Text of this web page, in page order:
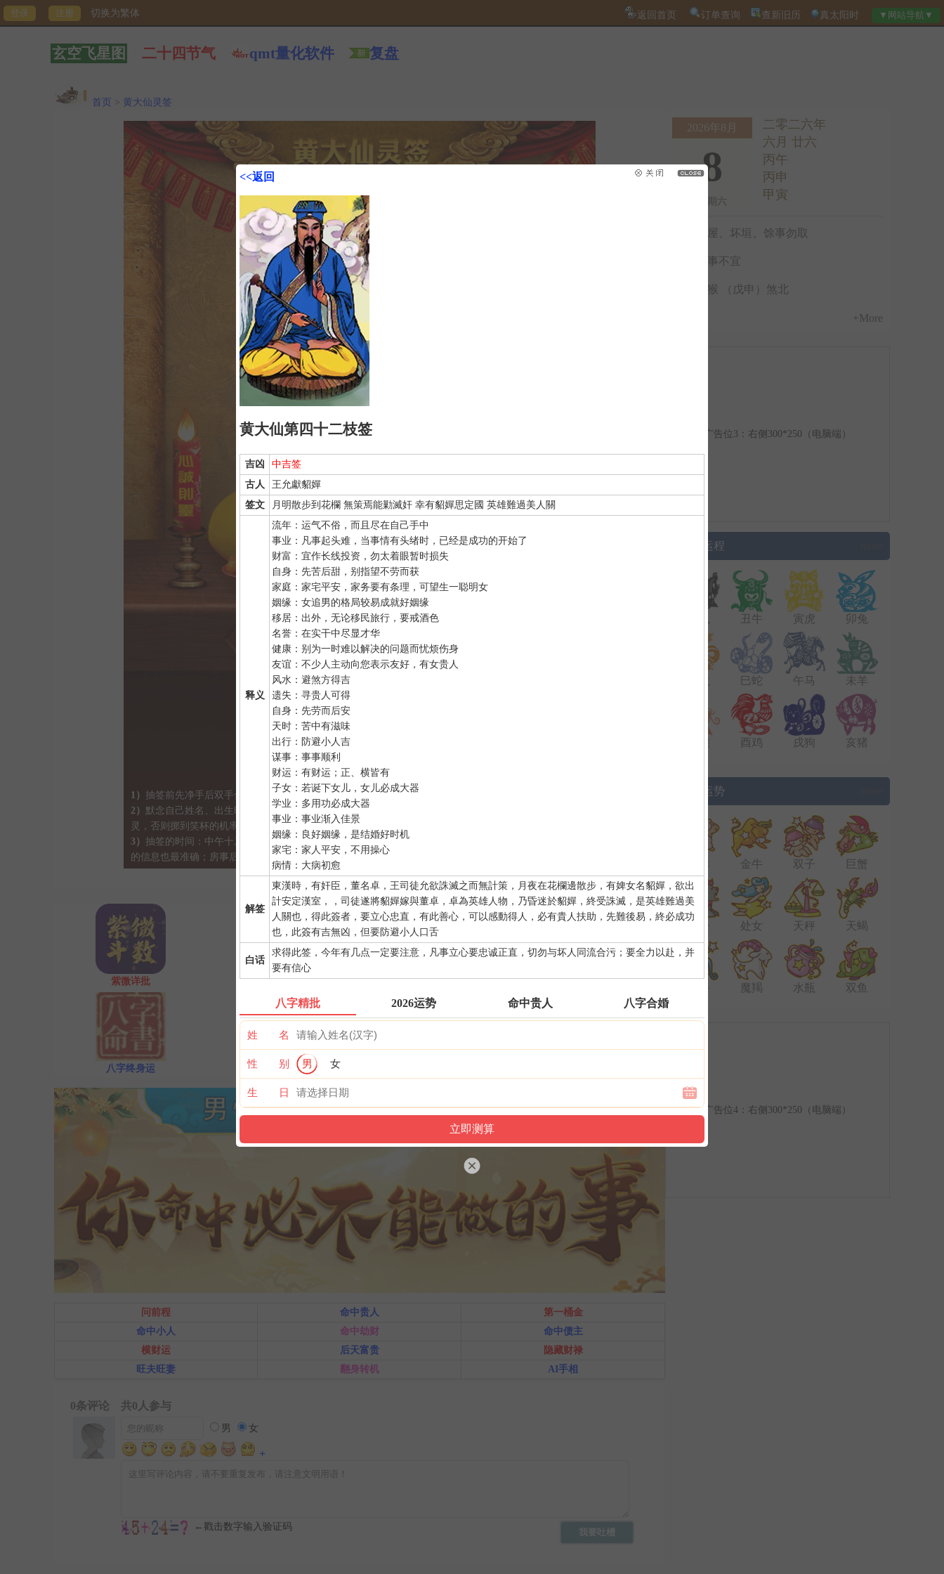
切换为繁体 返回首页 订单查询 查新旧历 真太阳时
玄空飞星图 二十四节气 qmt量化软件 复盘
首页 > 黄大仙灵签
<<返回
黄大仙第四十二枝签
吉凶
中吉签
古人
王允獻貂嬋
签文
月明散步到花欄 無策焉能勦滅奸 幸有貂嬋思定國 英雄難過美人關
释义
流年：运气不俗，而且尽在自己手中
事业：凡事起头难，当事情有头绪时，已经是成功的开始了
财富：宜作长线投资，勿太着眼暂时损失
自身：先苦后甜，别指望不劳而获
家庭：家宅平安，家务要有条理，可望生一聪明女
姻缘：女追男的格局较易成就好姻缘
移居：出外，无论移民旅行，要戒酒色
名誉：在实干中尽显才华
健康：别为一时难以解决的问题而忧烦伤身
友谊：不少人主动向您表示友好，有女贵人
风水：避煞方得吉
遗失：寻贵人可得
自身：先劳而后安
天时：苦中有滋味
出行：防避小人吉
谋事：事事顺利
财运：有财运；正、横皆有
子女：若诞下女儿，女儿必成大器
学业：多用功必成大器
事业：事业渐入佳景
姻缘：良好姻缘，是结婚好时机
家宅：家人平安，不用操心
病情：大病初愈
解签
東漢時，有奸臣，董名卓，王司徒允欲誅滅之而無計策，月夜在花欄邊散步，有婢女名貂嬋，欲出
計安定漢室，，司徒遂將貂嬋嫁與董卓，卓為英雄人物，乃昏迷於貂嬋，終受誅滅，是英雄難過美
人關也，得此簽者，要立心忠直，有此善心，可以感動得人，必有貴人扶助，先難後易，終必成功
也，此簽有吉無凶，但要防避小人口舌
白话
求得此签，今年有几点一定要注意，凡事立心要忠诚正直，切勿与坏人同流合污；要全力以赴，并
要有信心
八字精批 2026运势 命中贵人 八字合婚
姓 名
性 别 男 女
生 日
1） 抽签前先净手后双手合十虔诚默念 "大仙大仙、指点迷津"。
2） 默念自己姓名、出生时间、居住地址；再请求需要指点的事情；最后点上面的签筒开始抽签！心诚则
灵，否则掷到笑杯的机率很高。
3） 抽签的时间：中午十二点左右和晚上十一点前或者后，晚上十一点是阴阳相接之时，最适宜抽签，抽签
的信息也最准确；房事后和打雷下大雨时不要抽签，因为此时信息不稳。
紫微详批 奇门遁甲 梅花易数 六壬测事
八字终身运 河洛一生婚禄
问前程 命中贵人
第一桶金
命中小人
命中劫财
命中债主
横财运
后天富贵
隐藏财禄
旺夫旺妻
翻身转机 AI手相
2026年8月
8
星期六
二零二六年
六月 廿六
丙午
丙申
甲寅
破屋、坏垣、馀事勿取
诸事不宜
冲猴 （戊申）煞北
+More
广告位3：右侧300*250（电脑端）
▌生肖运程
丑牛 寅虎 卯兔
巳蛇 午马 未羊
酉鸡 戌狗 亥猪
▌星座运势
白羊 金牛 双子 巨蟹
处女 天秤 天蝎
射手 魔羯 水瓶 双鱼
广告位4：右侧300*250（电脑端）